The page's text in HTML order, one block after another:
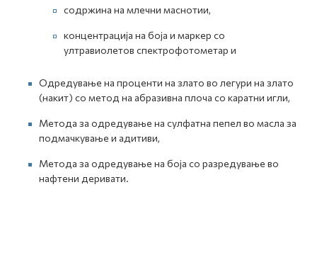
содржина на млечни маснотии,
концентрација на боја и маркер со
ултравиолетов спектрофотометар и
Одредување на проценти на злато во легури на злато
(накит) со метод на абразивна плоча со каратни игли,
Метода за одредување на сулфатна пепел во масла за
подмачкување и адитиви,
Метода за одредување на боја со разредување во
нафтени деривати.